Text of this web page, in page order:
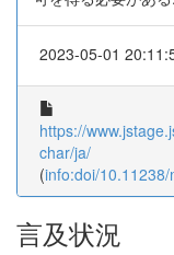
2023-05-01
https://
char/ja/
(info:doi/
言及状況